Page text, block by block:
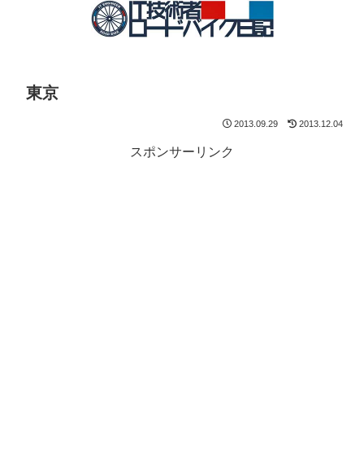
東京
2013.09.29 2013.12.04
スポンサーリンク